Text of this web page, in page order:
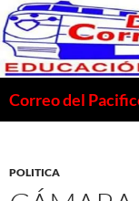
Saltar
al
contenido
Correo del
POLITICA